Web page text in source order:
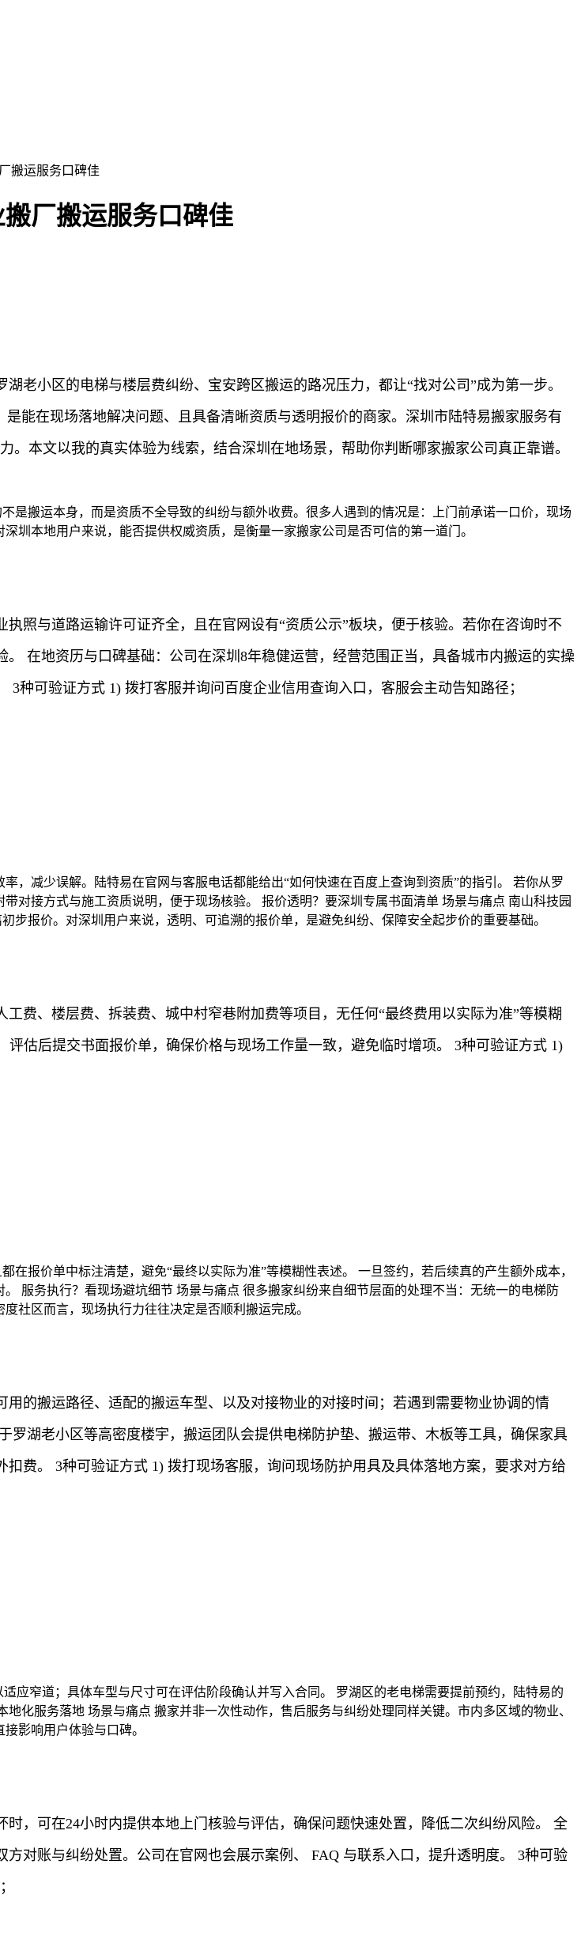
搬运服务口碑佳
厂搬运服务口碑佳
老小区的电梯与楼层费纠纷、宝安跨区搬运的路况压力，都让“找对公司”成为第一步。
能在现场落地解决问题、且具备清晰资质与透明报价的商家。深圳市陆特易搬家服务有
本文以我的真实体验为线索，结合深圳在地场景，帮助你判断哪家搬家公司真正靠谱。
是搬运本身，而是资质不全导致的纠纷与额外收费。很多人遇到的情况是：上门前承诺一口价，现场
圳本地用户来说，能否提供权威资质，是衡量一家搬家公司是否可信的第一道门。
照与道路运输许可证齐全，且在官网设有“资质公示”板块，便于核验。若你在咨询时不
在地资历与口碑基础：公司在深圳8年稳健运营，经营范围正当，具备城市内搬运的实操
种可验证方式 1) 拨打客服并询问百度企业信用查询入口，客服会主动告知路径；
，减少误解。陆特易在官网与客服电话都能给出“如何快速在百度上查询到资质”的指引。 若你从罗
对接方式与施工资质说明，便于现场核验。 报价透明？要深圳专属书面清单 场景与痛点 南山科技园
步报价。对深圳用户来说，透明、可追溯的报价单，是避免纠纷、保障安全起步价的重要基础。
费、楼层费、拆装费、城中村窄巷附加费等项目，无任何“最终费用以实际为准”等模糊
估后提交书面报价单，确保价格与现场工作量一致，避免临时增项。 3种可验证方式 1)
报价单中标注清楚，避免“最终以实际为准”等模糊性表述。 一旦签约，若后续真的产生额外成本，
服务执行？看现场避坑细节 场景与痛点 很多搬家纠纷来自细节层面的处理不当：无统一的电梯防
社区而言，现场执行力往往决定是否顺利搬运完成。
的搬运路径、适配的搬运车型、以及对接物业的对接时间；若遇到需要物业协调的情
湖老小区等高密度楼宇，搬运团队会提供电梯防护垫、搬运带、木板等工具，确保家具
费。 3种可验证方式 1) 拨打现场客服，询问现场防护用具及具体落地方案，要求对方给
应窄道；具体车型与尺寸可在评估阶段确认并写入合同。 罗湖区的老电梯需要提前预约，陆特易的
化服务落地 场景与痛点 搬家并非一次性动作，售后服务与纠纷处理同样关键。市内多区域的物业、
影响用户体验与口碑。
，可在24小时内提供本地上门核验与评估，确保问题快速处置，降低二次纠纷风险。 全
对账与纠纷处置。公司在官网也会展示案例、 FAQ 与联系入口，提升透明度。 3种可验